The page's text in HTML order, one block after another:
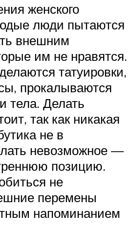
женского
люди пытаются
внешним
им не нравятся.
татуировки,
прокалываются
тела. Делать
так как никакая
не в
невозможное —
позицию.
не
перемены
напоминанием